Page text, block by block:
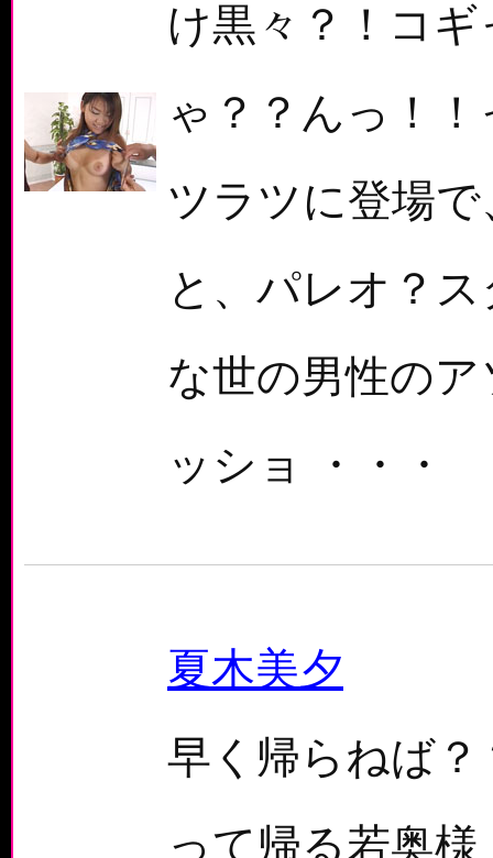
け黒々？！コ
ゃ？？んっ！
ツラツに登場
と、パレオ？
な世の男性の
ッショ ・・・
夏木美夕
早く帰らねば
って帰る若奥